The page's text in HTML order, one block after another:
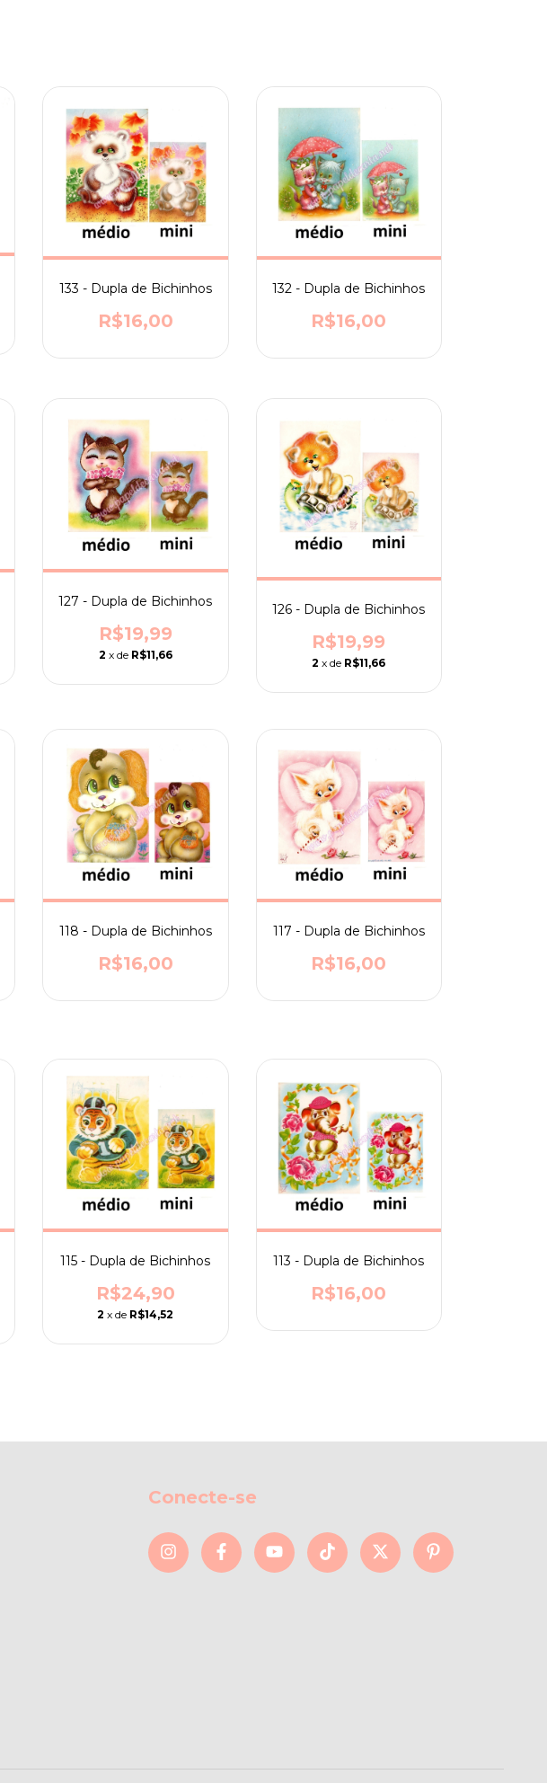
133 - Dupla de Bichinhos
R$16,00
132 - Dupla de Bichinhos
R$16,00
127 - Dupla de Bichinhos
R$19,99
2 x de R$11,66
126 - Dupla de Bichinhos
R$19,99
2 x de R$11,66
118 - Dupla de Bichinhos
R$16,00
117 - Dupla de Bichinhos
R$16,00
115 - Dupla de Bichinhos
R$24,90
2 x de R$14,52
113 - Dupla de Bichinhos
R$16,00
Conecte-se